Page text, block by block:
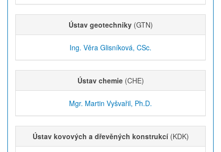
Ústav geotechniky (GTN)
Ing. Věra Glisníková, CSc.
Ústav chemie (CHE)
Mgr. Martin Vyšvařil, Ph.D.
Ústav kovových a dřevěných konstrukcí (KDK)